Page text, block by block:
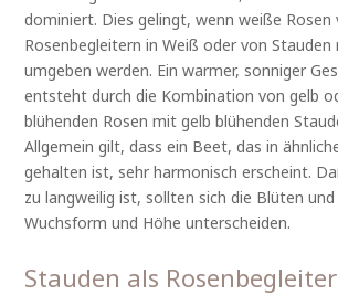
dominiert. Dies gelingt, wenn weiße Rosen
Rosenbegleitern in Weiß oder von
umgeben werden. Ein warmer, sonniger
entsteht durch die Kombination von gelb
blühenden Rosen mit gelb blühenden
Allgemein gilt, dass ein Beet, das in
gehalten ist, sehr harmonisch erscheint.
zu langweilig ist, sollten sich die Blüten
Wuchsform und Höhe unterscheiden.
Stauden als Rosenbegleiter